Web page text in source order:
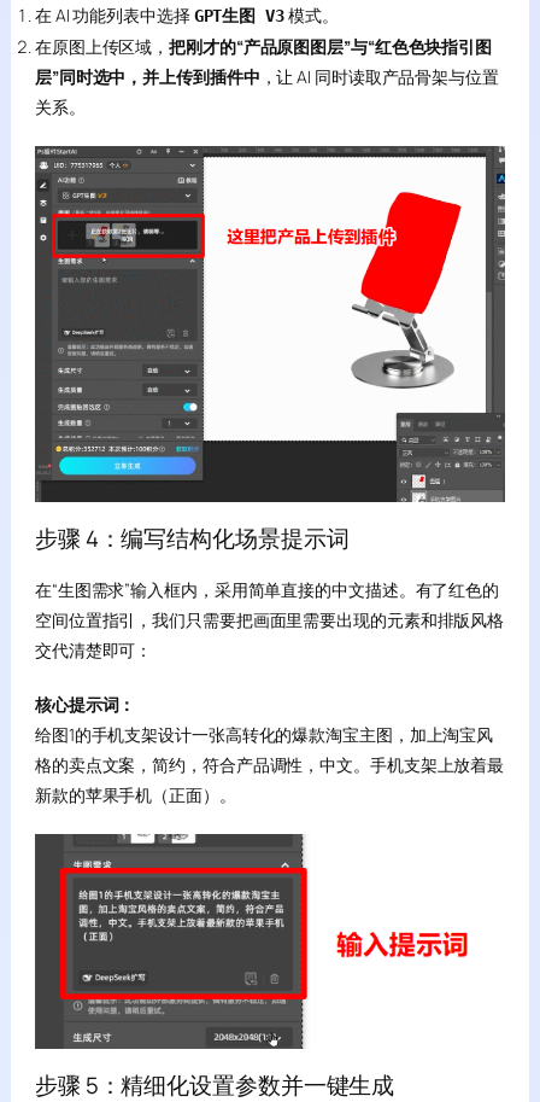
在 AI 功能列表中选择GPT生图 V3模式。
在原图上传区域，把刚才的“产品原图图层”与“红色色块指引图
层”同时选中，并上传到插件中 ，让 AI 同时读取产品骨架与位置
关系。
步骤 4：编写结构化场景提示词
在“生图需求”输入框内，采用简单直接的中文描述。有了红色的
空间位置指引，我们只需要把画面里需要出现的元素和排版风格
交代清楚即可：
核心提示词：
给图1的手机支架设计一张高转化的爆款淘宝主图，加上淘宝风
格的卖点文案，简约，符合产品调性，中文。手机支架上放着最
新款的苹果手机（正面）。
步骤 5：精细化设置参数并一键生成